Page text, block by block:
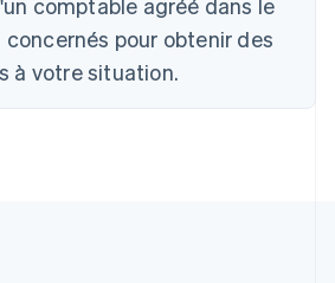
comptable agréé dans le
pour obtenir des
à votre situation.